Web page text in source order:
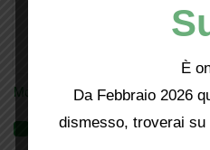
Mostra tutte le locandine
Videogallery
È
Da Febbraio 2026
dismesso, troverai su